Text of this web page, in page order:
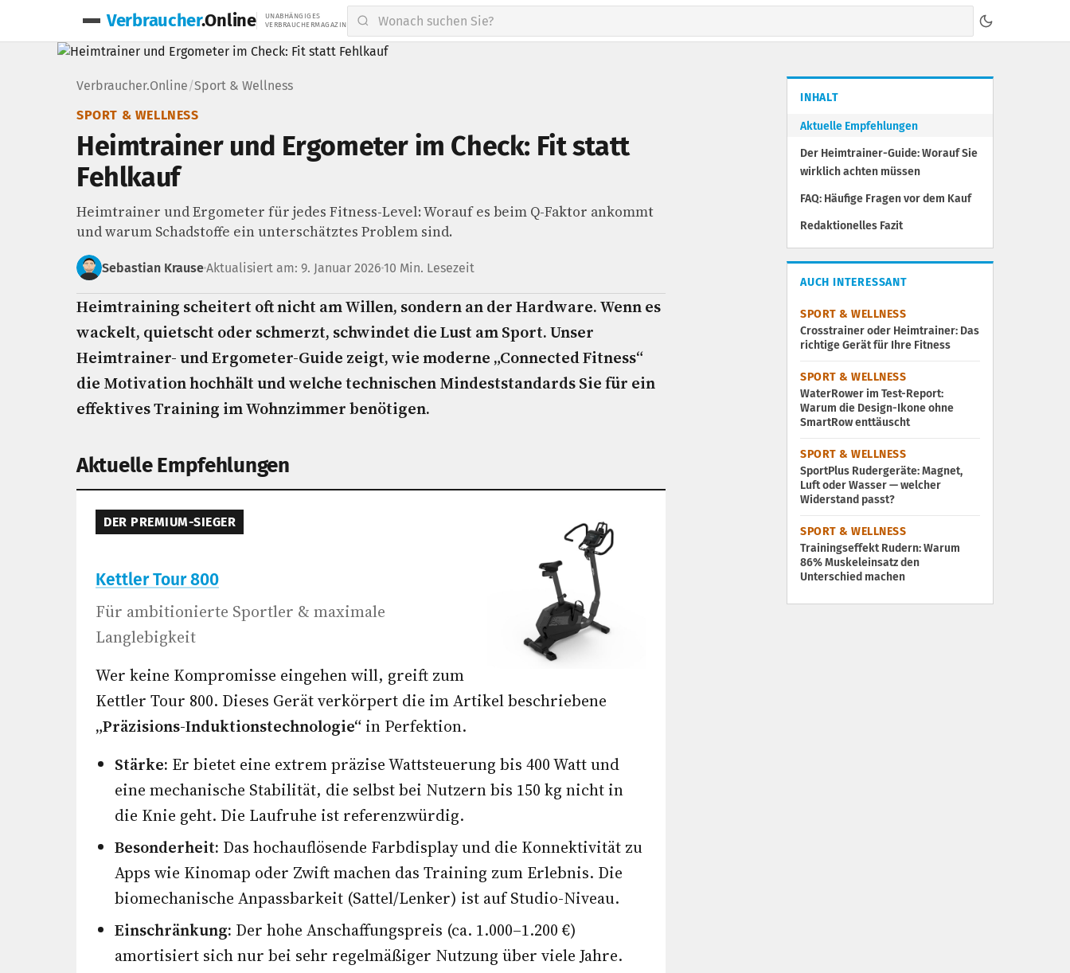
Verbraucher.Online
UNABHÄNGIGES
VERBRAUCHERMAGAZIN
Verbraucher.Online/Sport & Wellness
SPORT & WELLNESS
Heimtrainer und Ergometer im Check: Fit statt
Fehlkauf
Heimtrainer und Ergometer für jedes Fitness-Level: Worauf es beim Q-Faktor ankommt
und warum Schadstoffe ein unterschätztes Problem sind.
Sebastian KrauseAktualisiert am: 9. Januar 2026 10 Min. Lesezeit
Heimtraining scheitert oft nicht am Willen, sondern an der Hardware. Wenn es
wackelt, quietscht oder schmerzt, schwindet die Lust am Sport. Unser
Heimtrainer- und Ergometer-Guide zeigt, wie moderne „Connected Fitness“
die Motivation hochhält und welche technischen Mindeststandards Sie für ein
effektives Training im Wohnzimmer benötigen.
Aktuelle Empfehlungen
DER PREMIUM-SIEGER
Kettler Tour 800
Für ambitionierte Sportler & maximale
Langlebigkeit
Wer keine Kompromisse eingehen will, greift zum
Kettler Tour 800. Dieses Gerät verkörpert die im Artikel beschriebene
„Präzisions-Induktionstechnologie“ in Perfektion.
Stärke: Er bietet eine extrem präzise Wattsteuerung bis 400 Watt und
eine mechanische Stabilität, die selbst bei Nutzern bis 150 kg nicht in
die Knie geht. Die Laufruhe ist referenzwürdig.
Besonderheit: Das hochauflösende Farbdisplay und die Konnektivität zu
Apps wie Kinomap oder Zwift machen das Training zum Erlebnis. Die
biomechanische Anpassbarkeit (Sattel/Lenker) ist auf Studio-Niveau.
Einschränkung: Der hohe Anschaffungspreis (ca. 1.000–1.200 €)
amortisiert sich nur bei sehr regelmäßiger Nutzung über viele Jahre.
INHALT
Aktuelle Empfehlungen
Der Heimtrainer-Guide: Worauf Sie
wirklich achten müssen
FAQ: Häufige Fragen vor dem Kauf
Redaktionelles Fazit
AUCH INTERESSANT
SPORT & WELLNESS
Crosstrainer oder Heimtrainer: Das
richtige Gerät für Ihre Fitness
SPORT & WELLNESS
WaterRower im Test-Report:
Warum die Design-Ikone ohne
SmartRow enttäuscht
SPORT & WELLNESS
SportPlus Rudergeräte: Magnet,
Luft oder Wasser — welcher
Widerstand passt?
SPORT & WELLNESS
Trainingseffekt Rudern: Warum
86% Muskeleinsatz den
Unterschied machen